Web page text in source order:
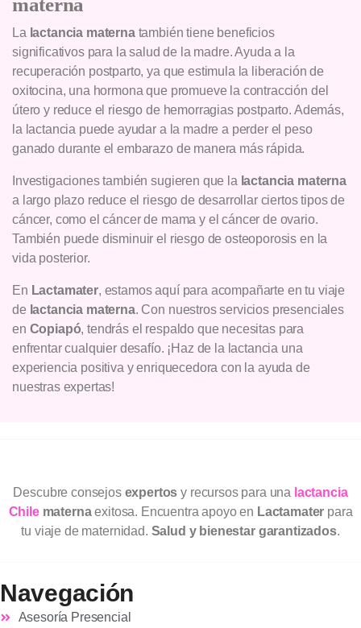
materna
La lactancia maternatambién tiene beneficios
significativos para la salud de la madre. Ayuda a la
recuperación postparto, ya que estimula la liberación de
oxitocina, una hormona que promueve la contracción del
útero y reduce el riesgo de hemorragias postparto. Además,
la lactancia puede ayudar a la madre a perder el peso
ganado durante el embarazo de manera más rápida.
Investigaciones también sugieren que la lactancia materna
a largo plazo reduce el riesgo de desarrollar ciertos tipos de
cáncer, como el cáncer de mama y el cáncer de ovario.
También puede disminuir el riesgo de osteoporosis en la
vida posterior.
En Lactamater, estamos aquí para acompañarte en tu viaje
de lactancia materna. Con nuestros servicios presenciales
en Copiapó, tendrás el respaldo que necesitas para
enfrentar cualquier desafío. ¡Haz de la lactancia una
experiencia positiva y enriquecedora con la ayuda de
nuestras expertas!
Descubre consejos expertos y recursos para una lactancia
Chilematernaexitosa. Encuentra apoyo en Lactamater para
tu viaje de maternidad. Salud y bienestar garantizados.
Navegación
Asesoría Presencial